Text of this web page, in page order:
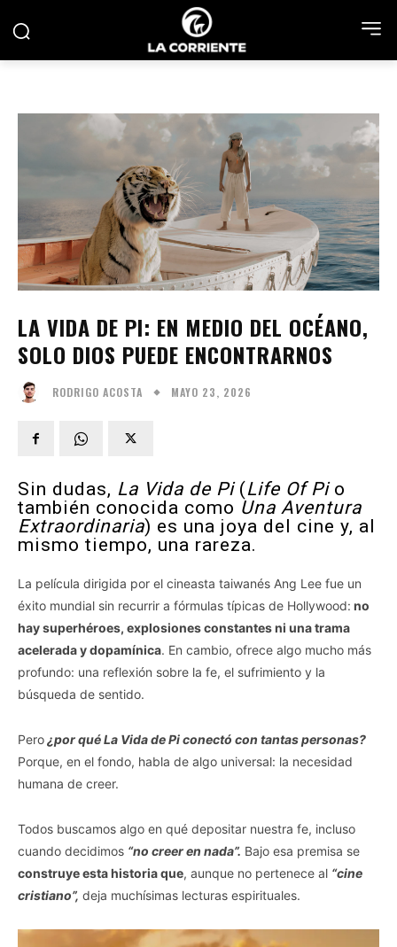
LA VIDA DE PI: EN MEDIO DEL OCÉANO,
SOLO DIOS PUEDE ENCONTRARNOS
RODRIGO ACOSTA MAYO 23, 2026
Sin dudas, La Vida de Pi(Life Of Pio
también conocida como Una Aventura
Extraordinaria) es una joya del cine y, al
mismo tiempo, una rareza.
La película dirigida por el cineasta taiwanés Ang Lee fue un
éxito mundial sin recurrir a fórmulas típicas de Hollywood: no
hay superhéroes, explosiones constantes ni una trama
acelerada y dopamínica. En cambio, ofrece algo mucho más
profundo: una reflexión sobre la fe, el sufrimiento y la
búsqueda de sentido.
Pero¿por qué La Vida de Pi conectó con tantas personas?
Porque, en el fondo, habla de algo universal: la necesidad
humana de creer.
Todos buscamos algo en qué depositar nuestra fe, incluso
cuando decidimos “no creer en nada”. Bajo esa premisa se
construye esta historia que, aunque no pertenece al “cine
cristiano”, deja muchísimas lecturas espirituales.